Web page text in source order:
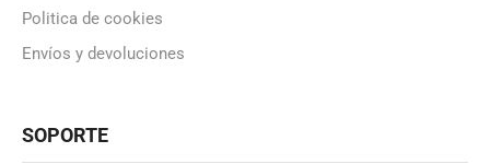
Politica de cookies
Envíos y devoluciones
SOPORTE